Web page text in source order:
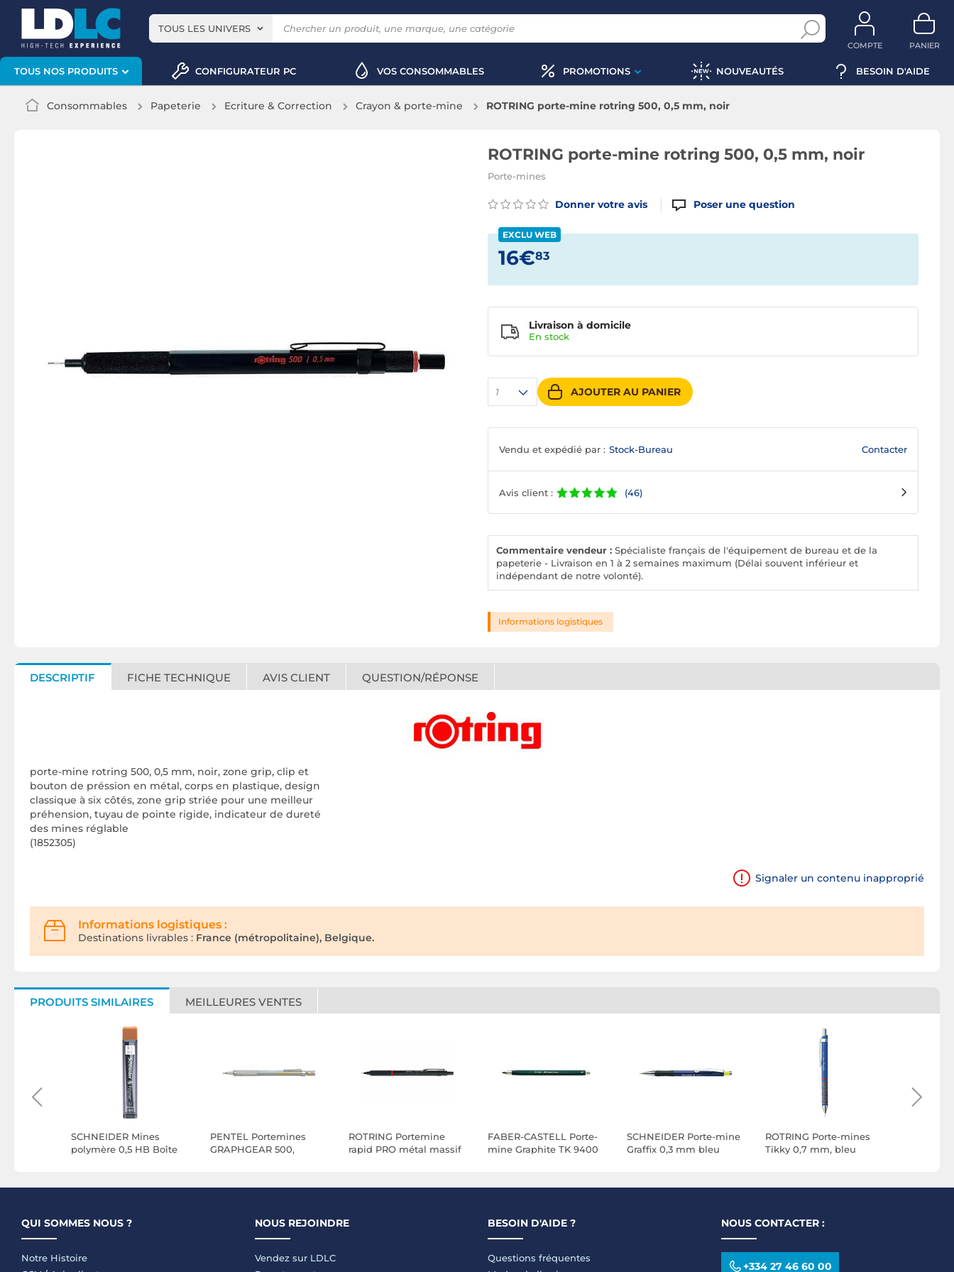
TOUS LES UNIVERS
COMPTE PANIER
TOUS NOS PRODUITS CONFIGURATEUR PC VOS CONSOMMABLES PROMOTIONS NOUVEAUTÉS BESOIN D'AIDE
Consommables Papeterie Ecriture & Correction Crayon & porte-mine ROTRING porte-mine rotring 500, 0,5 mm, noir
ROTRING porte-mine rotring 500, 0,5 mm, noir
Porte-mines
Donner votre avis Poser une question
EXCLU WEB
16€83
1 AJOUTER AU PANIER
Livraison à domicile
En stock
Vendu et expédié par : Stock-Bureau Contacter
Avis client : (46)
Commentaire vendeur : Spécialiste français de l'équipement de bureau et de la
papeterie - Livraison en 1 à 2 semaines maximum (Délai souvent inférieur et
indépendant de notre volonté).
Informations logistiques
DESCRIPTIF FICHE TECHNIQUE AVIS CLIENT QUESTION/RÉPONSE
porte-mine rotring 500, 0,5 mm, noir, zone grip, clip et
bouton de préssion en métal, corps en plastique, design
classique à six côtés, zone grip striée pour une meilleur
préhension, tuyau de pointe rigide, indicateur de dureté
des mines réglable
(1852305)
Signaler un contenu inapproprié
Informations logistiques :
Destinations livrables : France (métropolitaine), Belgique.
PRODUITS SIMILAIRES MEILLEURES VENTES
SCHNEIDER Mines
polymère 0,5 HB Boîte
PENTEL Portemines
GRAPHGEAR 500,
ROTRING Portemine
rapid PRO métal massif
FABER-CASTELL Porte-
mine Graphite TK 9400
SCHNEIDER Porte-mine
Graffix 0,3 mm bleu
ROTRING Porte-mines
Tikky 0,7 mm, bleu
QUI SOMMES NOUS ?
Notre Histoire
NOUS REJOINDRE
Vendez sur LDLC
BESOIN D'AIDE ?
Questions fréquentes
NOUS CONTACTER :
+334 27 46 60 00